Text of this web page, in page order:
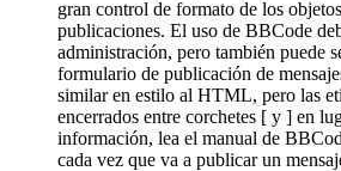
gran control de formato de los
publicaciones. El uso de BBCode
administración, pero también puede
formulario de publicación de
similar en estilo al HTML, pero las
encerrados entre corchetes [ y ] en
información, lea el manual de
cada vez que va a publicar un